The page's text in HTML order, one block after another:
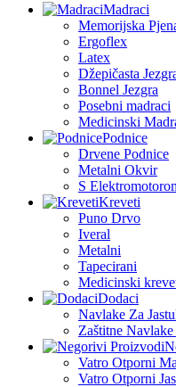
Madraci
Memorijska
Ergoflex
Latex
Džepičasta
Bonnel Jezgra
Posebni madraci
Medicinski
Podnice
Drvene Podnice
Metalni Okvir
S
Kreveti
Puno Drvo
Iveral
Metalni
Tapecirani
Medicinski
Dodaci
Navlake Za
Zaštitne
Vatro Otporni
Vatro Otporni